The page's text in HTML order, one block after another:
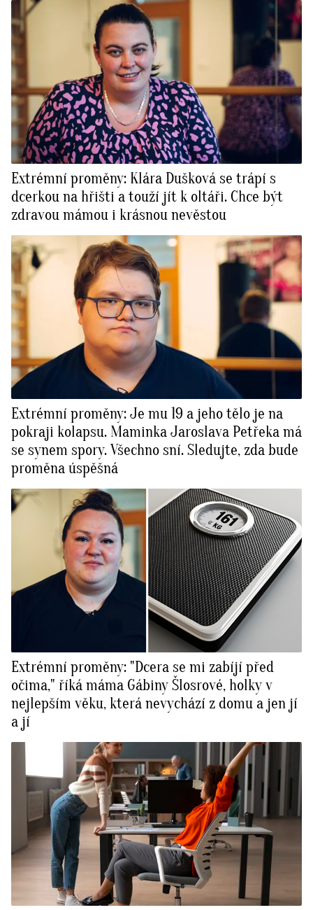
Extrémní proměny: Klára Dušková se trápí s
dcerkou na hřišti a touží jít k oltáři. Chce být
zdravou mámou i krásnou nevěstou
Extrémní proměny: Je mu 19 a jeho tělo je na
pokraji kolapsu. Maminka Jaroslava Petřeka má
se synem spory. Všechno sní. Sledujte, zda bude
proměna úspěšná
Extrémní proměny: "Dcera se mi zabíjí před
očima," říká máma Gábiny Šlosrové, holky v
nejlepším věku, která nevychází z domu a jen jí
a jí